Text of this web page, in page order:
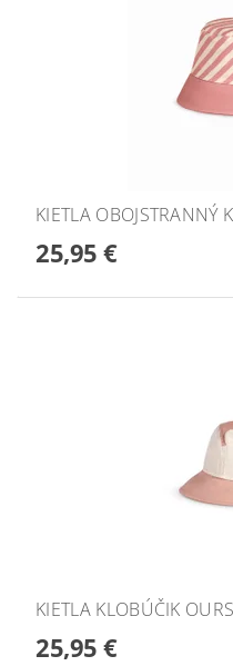
KIETLA OBOJSTRANNÝ
25,95 €
KIETLA KLOBÚČIK
25,95 €